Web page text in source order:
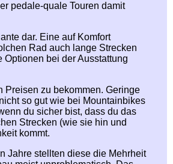
pedale-quale Touren damit
dar. Eine auf Komfort
Rad auch lange Strecken
bei der Ausstattung
Preisen zu bekommen. Geringe
so gut wie bei Mountainbikes
du sicher bist, dass du das
Strecken (wie sie hin und
kommt.
Jahre stellten diese die Mehrheit